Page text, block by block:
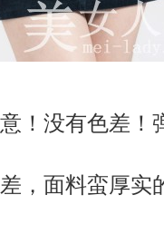
！没有色差！
，面料蛮厚实